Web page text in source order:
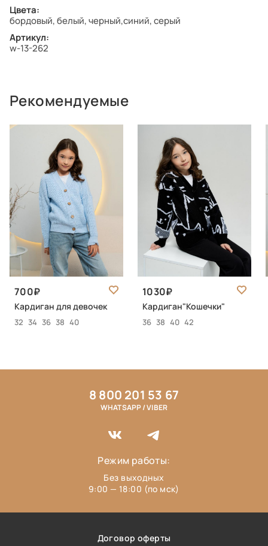
Цвета:
бордовый, белый, черный,синий, серый
Артикул:
w-13-262
Рекомендуемые
700
Кардиган для девочек
32 34 36 38 40
1030
Кардиган"Кошечки"
36 38 40 42
Договор оферты
8 800 201 53 67
WHATSAPP / VIBER
Режим работы:
Без выходных
9:00 — 18:00 (по мск)